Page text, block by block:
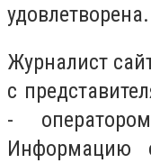
удовлетворена.
Журналист
с
-
Информацию